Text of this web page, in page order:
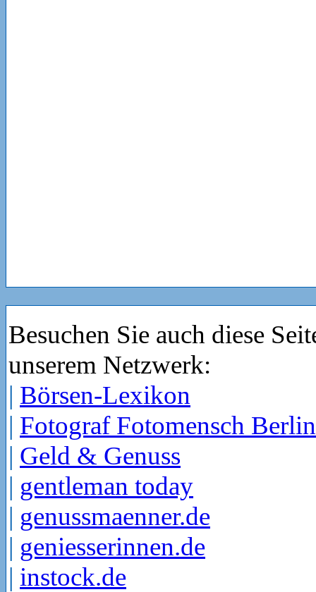
Besuchen Sie auch diese
unserem Netzwerk:
| Börsen-Lexikon
| Fotograf Fotomensch Berlin
| Geld & Genuss
| gentleman today
| genussmaenner.de
| geniesserinnen.de
| instock.de